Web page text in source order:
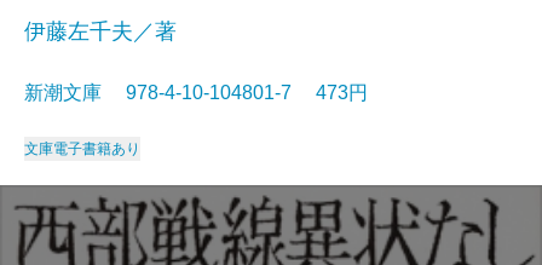
伊藤左千夫／著
新潮文庫 978-4-10-104801-7 473円
文庫電子書籍あり